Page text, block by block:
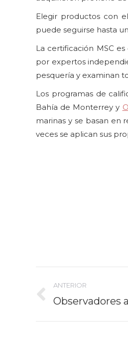
Elegir productos con
puede seguirse hasta
La certificación MSC
por expertos
pesquería y examinan
Los programas de
Bahía de Monterrey y
marinas y se basan en
veces se aplican sus
entre
ANTERIOR
Publicación
Observadores